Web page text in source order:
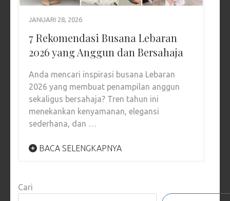
JANUARI 28, 2026
7 Rekomendasi Busana Lebaran
2026 yang Anggun dan Bersahaja
Anda mencari inspirasi busana Lebaran
2026 yang membuat penampilan anggun
sekaligus bersahaja? Tren tahun ini
menekankan kenyamanan, elegansi
sederhana, dan …
BACA SELENGKAPNYA
Cari